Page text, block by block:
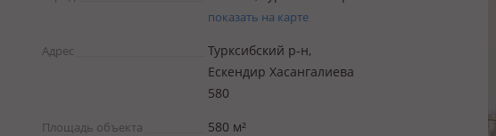
показать на карте
Адрес
Турксибский р-н,
Ескендир Хасангалиева
580
Площадь объекта 580 м²